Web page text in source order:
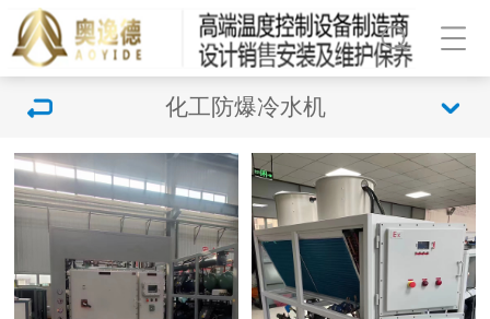
化工防爆冷水机